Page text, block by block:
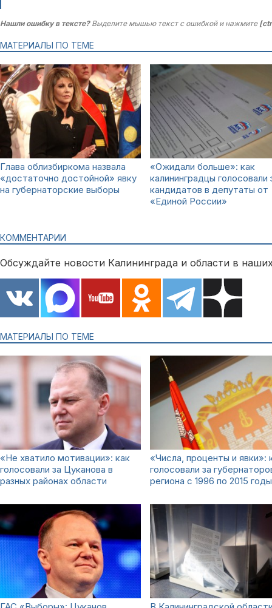
Нашли ошибку в тексте?Выделите мышью текст с ошибкой и нажмите
МАТЕРИАЛЫ ПО ТЕМЕ
Глава облизбиркома назвала
«достаточно достойной» явку
на губернаторские выборы
«Ожидали больше»: как
калининградцы голосовали
кандидатов в депутаты от
«Единой России»
КОММЕНТАРИИ
Обсуждайте новости Калининграда и области в
МАТЕРИАЛЫ ПО ТЕМЕ
«Не хватило мотивации»: как
голосовали за Цуканова в
разных районах области
«Числа, проценты и явки»:
голосовали за
региона с 1996 по 2015 годы